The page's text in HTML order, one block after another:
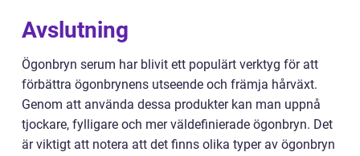
Avslutning
Ögonbryn serum har blivit ett populärt verktyg för att
förbättra ögonbrynens utseende och främja hårväxt.
Genom att använda dessa produkter kan man uppnå
tjockare, fylligare och mer väldefinierade ögonbryn. Det
är viktigt att notera att det finns olika typer av ögonbryn